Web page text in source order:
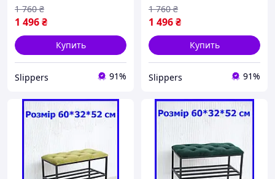
1 496₴
1 760 ₴
Купить
Slippers 91%
1 496₴
1 760 ₴
Купить
Slippers 91%